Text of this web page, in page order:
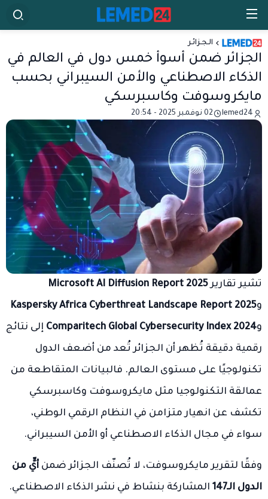
الـجـزائـر
الجزائر ضمن أسوأ خمس دول في العالم في
الذكاء الاصطناعي والأمن السيبراني بحسب
مايكروسوفت وكاسبرسكي
lemed24 02 نوفمبر 2025 - 20:54
تشير تقاريرMicrosoft AI Diffusion Report 2025
وKaspersky Africa Cyberthreat Landscape Report 2025
وComparitech Global Cybersecurity Index 2024 إلى نتائج
رقمية دقيقة تُظهر أن الجزائر تُعد من أضعف الدول
تكنولوجيًا على مستوى العالم. فالبيانات المتقاطعة من
عمالقة التكنولوجيا مثل مايكروسوفت وكاسبرسكي
تكشف عن انهيار متزامن في النظام الرقمي الوطني،
سواء في مجال الذكاء الاصطناعي أو الأمن السيبراني.
وفقًا لتقرير مايكروسوفت، لا تُصنّف الجزائر ضمن أيٍّ من
الدول الـ147
المشاركة بنشاط في نشر الذكاء الاصطناعي.